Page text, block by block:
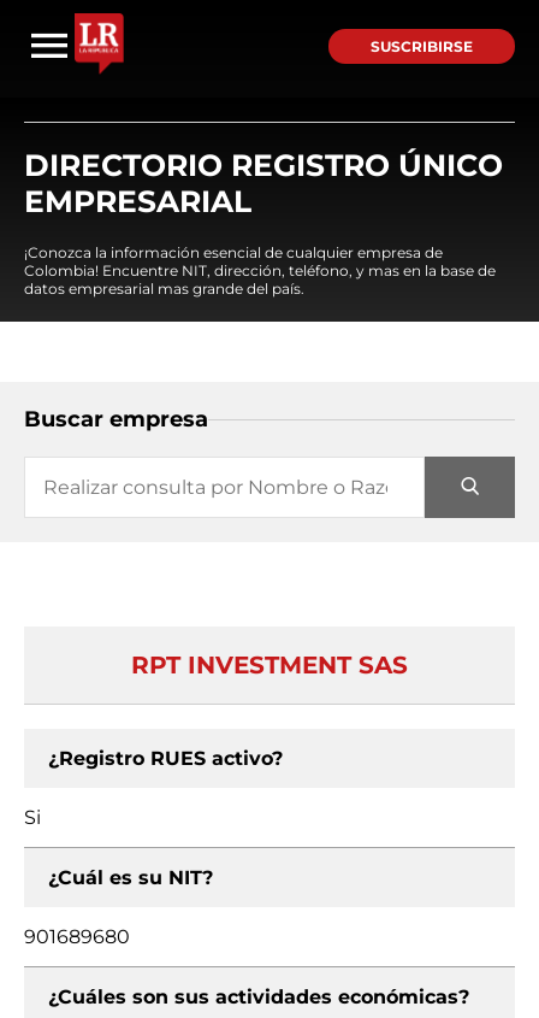
SUSCRIBIRSE
DIRECTORIO REGISTRO ÚNICO
EMPRESARIAL
¡Conozca la información esencial de cualquier empresa de
Colombia! Encuentre NIT, dirección, teléfono, y mas en la base de
datos empresarial mas grande del país.
Buscar empresa
RPT INVESTMENT SAS
¿Registro RUES activo?
Si
¿Cuál es su NIT?
901689680
¿Cuáles son sus actividades económicas?